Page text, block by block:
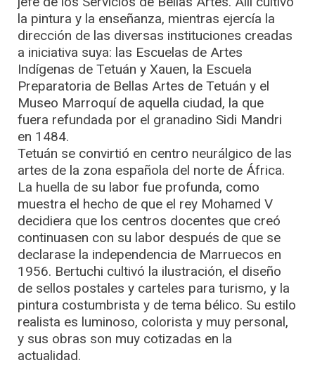
la pintura y la enseñanza, mientras ejercía la
dirección de las diversas instituciones creadas
a iniciativa suya: las Escuelas de Artes
Indígenas de Tetuán y Xauen, la Escuela
Preparatoria de Bellas Artes de Tetuán y el
Museo Marroquí de aquella ciudad, la que
fuera refundada por el granadino Sidi Mandri
en 1484.
Tetuán se convirtió en centro neurálgico de las
artes de la zona española del norte de África.
La huella de su labor fue profunda, como
muestra el hecho de que el rey Mohamed V
decidiera que los centros docentes que creó
continuasen con su labor después de que se
declarase la independencia de Marruecos en
1956. Bertuchi cultivó la ilustración, el diseño
de sellos postales y carteles para turismo, y la
pintura costumbrista y de tema bélico. Su estilo
realista es luminoso, colorista y muy personal,
y sus obras son muy cotizadas en la
actualidad.